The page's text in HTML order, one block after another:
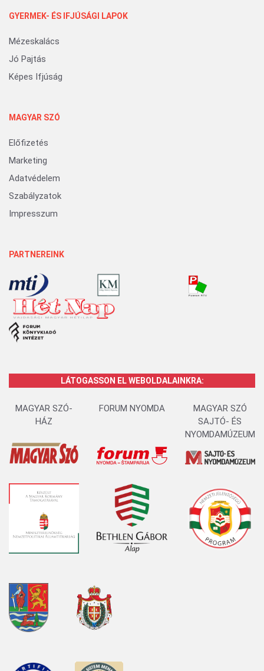
GYERMEK- ÉS IFJÚSÁGI LAPOK
Mézeskalács
Jó Pajtás
Képes Ifjúság
MAGYAR SZÓ
Előfizetés
Marketing
Adatvédelem
Szabályzatok
Impresszum
PARTNEREINK
LÁTOGASSON EL WEBOLDALAINKRA:
MAGYAR SZÓ-
HÁZ
FORUM NYOMDA
MAGYAR SZÓ
SAJTÓ- ÉS
NYOMDAMÚZEUM